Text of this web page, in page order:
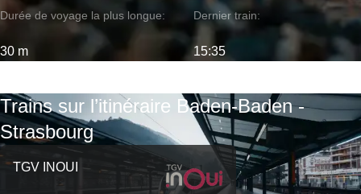
Durée de voyage la plus longue:
30 m
Dernier train:
15:35
Trains sur l’itinéraire Baden-Baden -
Strasbourg
TGV INOUI